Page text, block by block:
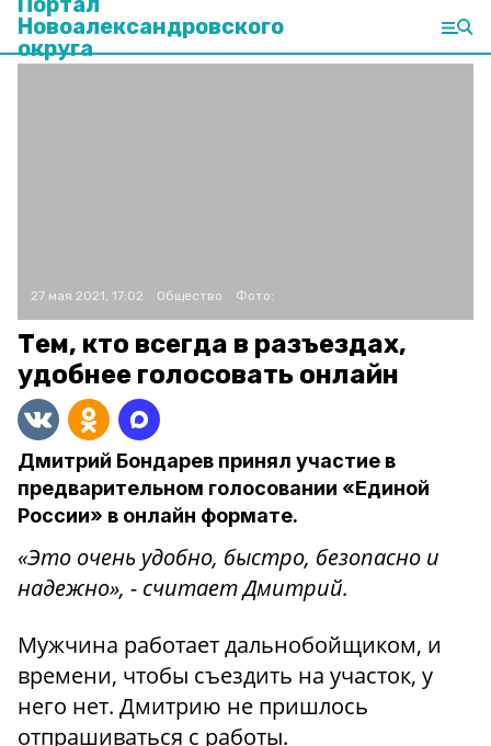
Новоалександровского
округа
27 мая 2021, 17:02 Общество Фото:
Тем, кто всегда в разъездах,
удобнее голосовать онлайн
Дмитрий Бондарев принял участие в
предварительном голосовании «Единой
России» в онлайн формате.
«Это очень удобно, быстро, безопасно и
надежно», - считает Дмитрий.
Мужчина работает дальнобойщиком, и
времени, чтобы съездить на участок, у
него нет. Дмитрию не пришлось
отпрашиваться с работы.